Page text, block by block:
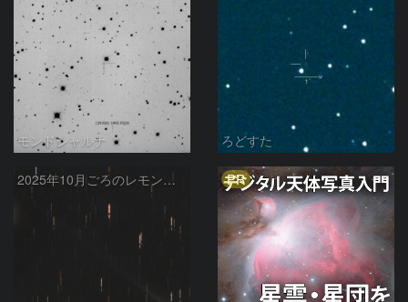
モンドシャルナ ろどすた
2025年10月ごろのレモン彗星(C/2025 A6) PR